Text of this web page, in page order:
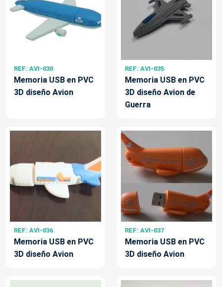
REF: AVI-030
Memoria USB en PVC
3D diseño Avion
REF: AVI-035
Memoria USB en PVC
3D diseño Avion de
Guerra
REF: AVI-036
Memoria USB en PVC
3D diseño Avion
REF: AVI-037
Memoria USB en PVC
3D diseño Avion